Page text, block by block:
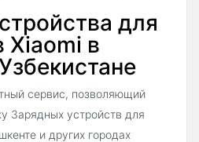
для
Xiaomi в
сервис, позволяющий
Зарядных устройств для
и других городах